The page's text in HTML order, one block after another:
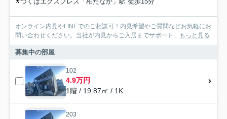
オンライン内見やLINEでのご相談可！内見希望やご質問などお気軽にお
問い合わせください。当社が内見からご入居までサポート... もっと見る
募集中の部屋
102
4.9万円
1階 / 19.87㎡ / 1K
203